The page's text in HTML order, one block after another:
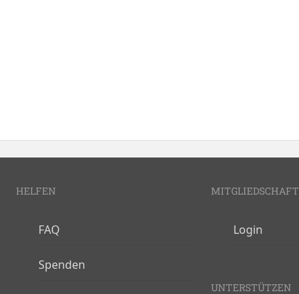
HELFEN
FAQ
Spenden
MITGLIEDSCHAFT
Login
UNTERSTÜTZEN